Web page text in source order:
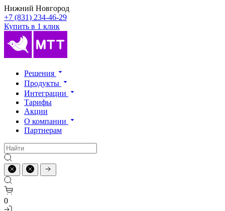
Нижний Новгород
+7 (831) 234-46-29
Купить в 1 клик
Решения
Продукты
Интеграции
Тарифы
Акции
О компании
Партнерам
0